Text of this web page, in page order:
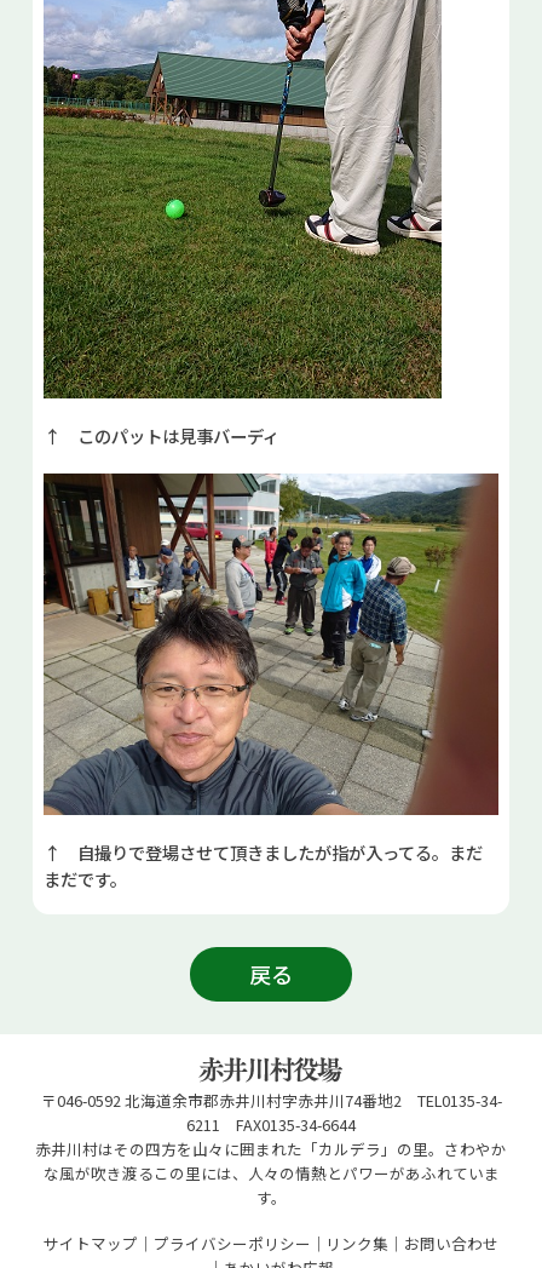
↑ このパットは見事バーディ
↑ 自撮りで登場させて頂きましたが指が入ってる。まだ
まだです。
戻る
〒046-0592 北海道余市郡赤井川村字赤井川74番地2 TEL0135-34-
6211 FAX0135-34-6644
赤井川村はその四方を山々に囲まれた「カルデラ」の里。さわやか
な風が吹き渡るこの里には、人々の情熱とパワーがあふれていま
す。
サイトマップ
プライバシーポリシー リンク集
お問い合わせ